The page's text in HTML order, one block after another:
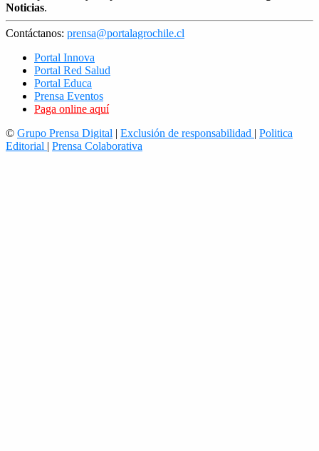
Noticias.
Contáctanos: prensa@portalagrochile.cl
Portal Innova
Portal Red Salud
Portal Educa
Prensa Eventos
Paga online aquí
© Grupo Prensa Digital | Exclusión de responsabilidad | Politica
Editorial | Prensa Colaborativa